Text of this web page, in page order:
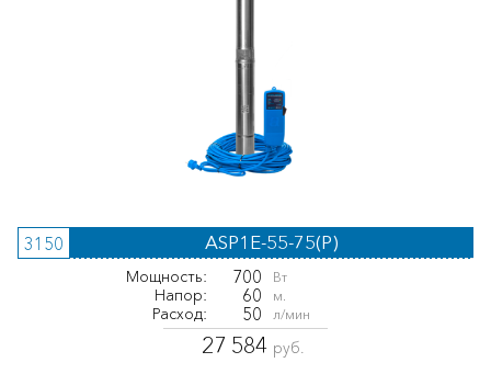
3150 ASP1E-55-75(P)
Мощность: 700 Вт
Напор: 60 м.
Расход: 50 л/мин
27 584 руб.